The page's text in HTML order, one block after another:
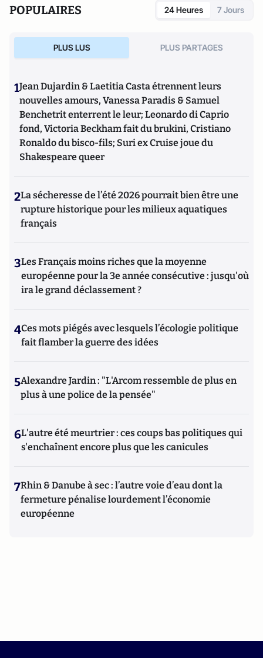
POPULAIRES 24 Heures 7 Jours
PLUS LUS PLUS PARTAGES
1Jean Dujardin & Laetitia Casta étrennent leurs
nouvelles amours, Vanessa Paradis & Samuel
Benchetrit enterrent le leur; Leonardo di Caprio
fond, Victoria Beckham fait du brukini, Cristiano
Ronaldo du bisco-fils; Suri ex Cruise joue du
Shakespeare queer
2La sécheresse de l’été 2026 pourrait bien être une
rupture historique pour les milieux aquatiques
français
3Les Français moins riches que la moyenne
européenne pour la 3e année consécutive : jusqu'où
ira le grand déclassement ?
4Ces mots piégés avec lesquels l’écologie politique
fait flamber la guerre des idées
5Alexandre Jardin : "L'Arcom ressemble de plus en
plus à une police de la pensée"
6L'autre été meurtrier : ces coups bas politiques qui
s'enchaînent encore plus que les canicules
7Rhin & Danube à sec : l’autre voie d’eau dont la
fermeture pénalise lourdement l’économie
européenne